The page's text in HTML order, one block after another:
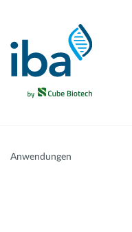
Anwendungen